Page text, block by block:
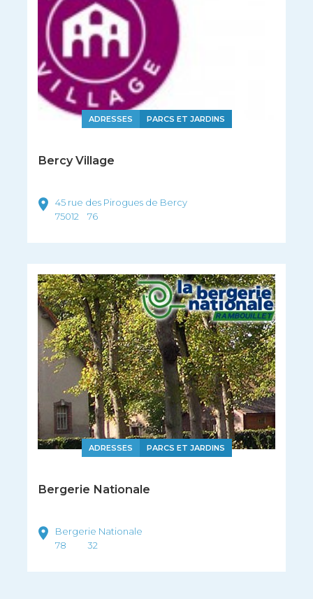
ADRESSES PARCS ET JARDINS
Bercy Village
45 rue des Pirogues de Bercy
75012
76
ADRESSES PARCS ET JARDINS
Bergerie Nationale
Bergerie Nationale
78
32